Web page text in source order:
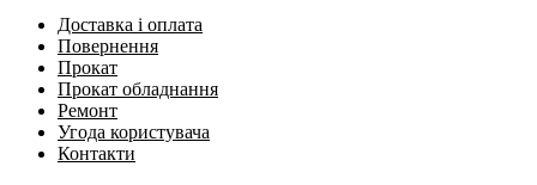
Доставка і оплата
Повернення
Прокат
Прокат обладнання
Ремонт
Угода користувача
Контакти